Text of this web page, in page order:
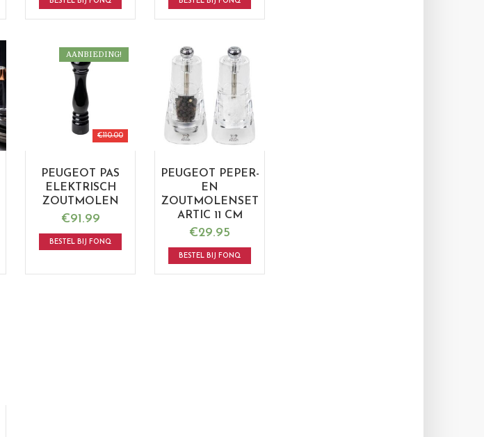
AANBIEDING!
PEUGEOT PAS
ELEKTRISCH
ZOUTMOLEN
€110.00
€91.99
BESTEL BIJ FONQ
PEUGEOT PEPER-
EN
ZOUTMOLENSET
ARTIC 11 CM
€29.95
BESTEL BIJ FONQ